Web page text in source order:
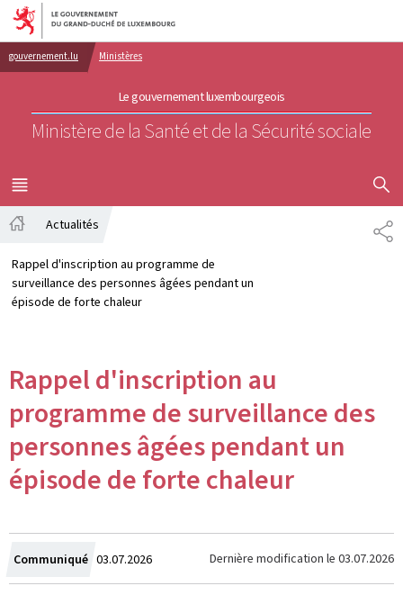
Aller au menu principal
Aller au contenu
gouvernement.lu Ministères
Le gouvernement luxembourgeois
Ministère de la Santé et de la Sécurité sociale
MENU
PRINCIPAL
Actualités
Rappel d'inscription au programme de
surveillance des personnes âgées pendant un
épisode de forte chaleur
Rappel d'inscription au
programme de surveillance des
personnes âgées pendant un
épisode de forte chaleur
Communiqué Crée
le
03.07.2026 Dernière modification le 03.07.2026